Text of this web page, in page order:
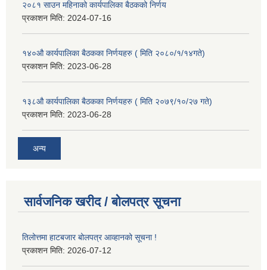
२०८१ साउन महिनाको कार्यपालिका बैठकको निर्णय
प्रकाशन मिति: 2024-07-16
१४०औ कार्यपालिका बैठकका निर्णयहरु ( मिति २०८०/१/१४गते)
प्रकाशन मिति: 2023-06-28
१३८औ कार्यपालिका बैठकका निर्णयहरु ( मिति २०७९/१०/२७ गते)
प्रकाशन मिति: 2023-06-28
अन्य
सार्वजनिक खरीद / बोलपत्र सूचना
तिलोत्तमा हाटबजार बोलपत्र आव्हानको सूचना !
प्रकाशन मिति: 2026-07-12